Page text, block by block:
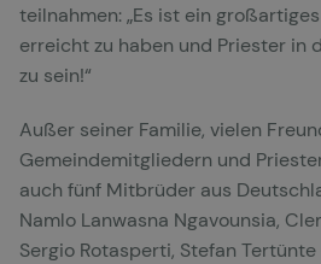
teilnahmen: „Es ist ein
erreicht zu haben und Priester in
zu sein!“
Außer seiner Familie, vielen
Gemeindemitgliedern und
auch fünf Mitbrüder aus
Namlo Lanwasna Ngavounsia,
Sergio Rotasperti, Stefan